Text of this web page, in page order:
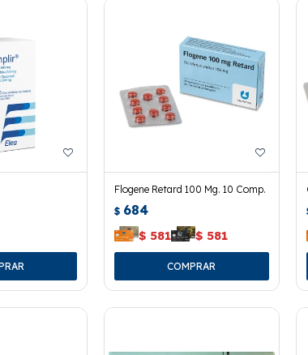
Flogene Retard 100 Mg. 10 Comp.
$ 684
$ 581 $ 581